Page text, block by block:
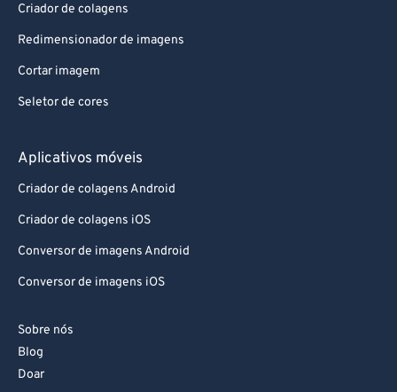
Criador de colagens
Redimensionador de imagens
Cortar imagem
Seletor de cores
Aplicativos móveis
Criador de colagens Android
Criador de colagens iOS
Conversor de imagens Android
Conversor de imagens iOS
Sobre nós
Blog
Doar